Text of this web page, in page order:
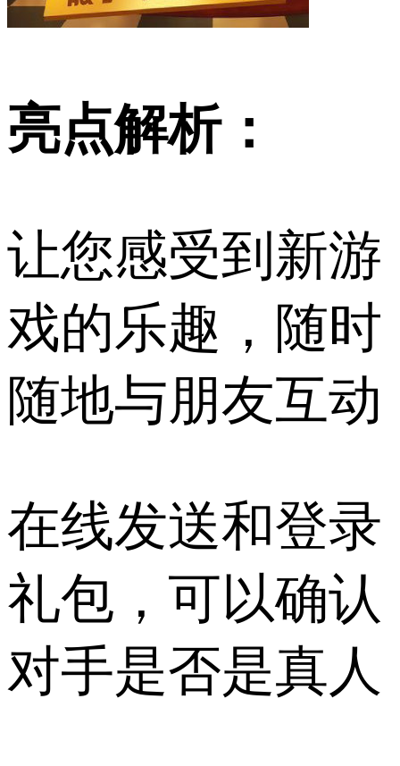
亮点解析：
让您感受到新游
戏的乐趣，随时
随地与朋友互动
在线发送和登录
礼包，可以确认
对手是否是真人